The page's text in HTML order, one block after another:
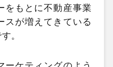
をもとに不動産事業
スが増えてきている
。